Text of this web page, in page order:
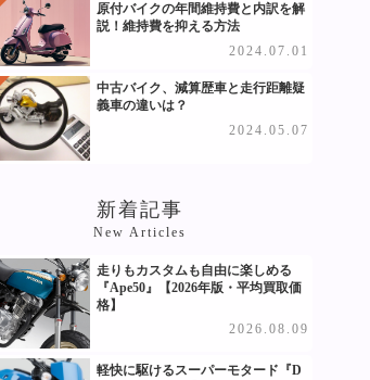
原付バイクの年間維持費と内訳を解
説！維持費を抑える方法
2024.07.01
中古バイク、減算歴車と走行距離疑
義車の違いは？
2024.05.07
新着記事
New Articles
走りもカスタムも自由に楽しめる
『Ape50』【2026年版・平均買取価
格】
2026.08.09
軽快に駆けるスーパーモタード『D